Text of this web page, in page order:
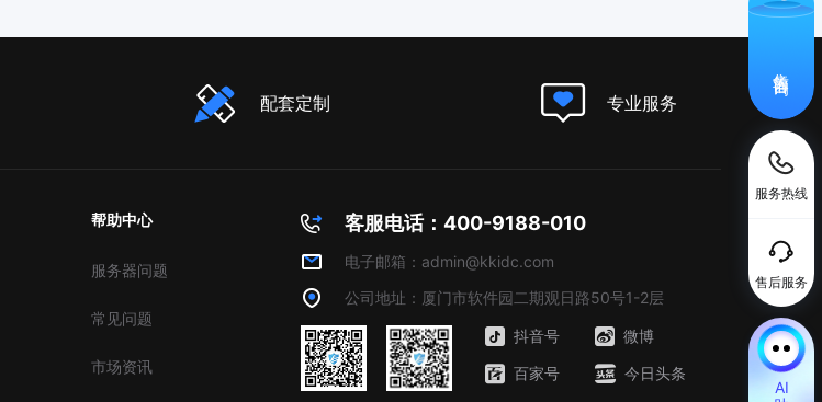
服务热线
售后服务
AI
配套定制 专业服务
帮助中心
服务器问题
常见问题
市场资讯
客服电话：400-9188-010
电子邮箱：admin@kkidc.com
公司地址：厦门市软件园二期观日路50号1-2层
抖音号
微博
百家号
今日头条